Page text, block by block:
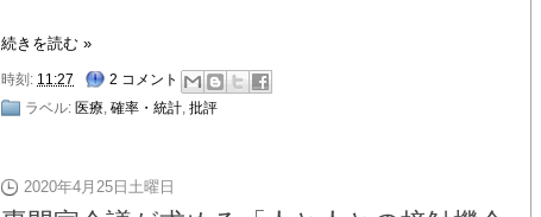
続きを読む »
時刻: 11:27
2 コメント
ラベル: 医療 確率・統計 批評
2020年4月25日土曜日